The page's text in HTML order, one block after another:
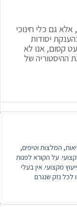
אלא גם כלי חינוכי
יסודות
קסום, אנו לא
ההיסטוריה של
המלצות וטיפים,
על הקורא לפנות
מקצועי. אין בעלי
לכל נזק שנגרם